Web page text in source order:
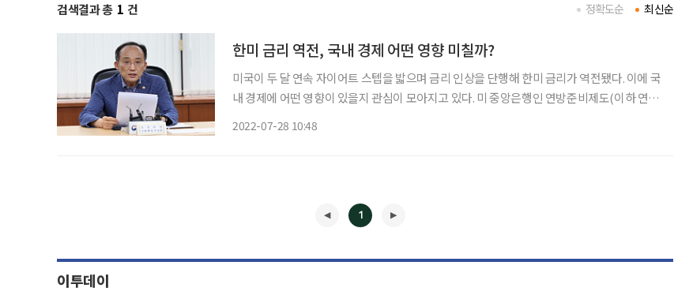
검색결과 총 1 건 최신순
정확도순
한미 금리 역전, 국내 경제 어떤 영향 미칠까?
미국이 두 달 연속 자이어트 스텝을 밟으며 금리 인상을 단행해 한미 금리가 역전됐다. 이에 국
내 경제에 어떤 영향이 있을지 관심이 모아지고 있다. 미 중앙은행인 연방준비제도(이하 연
2022-07-28 10:48
1
이투데이